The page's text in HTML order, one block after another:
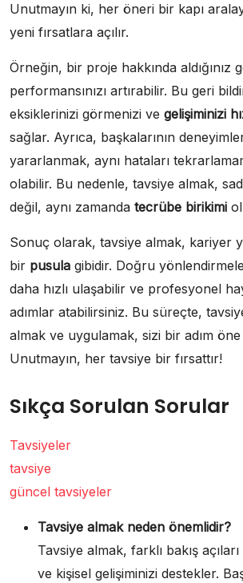
Unutmayın ki, her öneri bir kapı
yeni fırsatlara açılır.
Örneğin, bir proje hakkında aldığınız
performansınızı artırabilir. Bu geri
eksiklerinizi görmenizi ve gelişiminizi
sağlar. Ayrıca, başkalarının
yararlanmak, aynı hataları
olabilir. Bu nedenle, tavsiye almak,
değil, aynı zamanda tecrübe birikimi
Sonuç olarak, tavsiye almak, kariyer
bir pusula gibidir. Doğru
daha hızlı ulaşabilir ve profesyonel
adımlar atabilirsiniz. Bu süreçte,
almak ve uygulamak, sizi bir adım öne
Unutmayın, her tavsiye bir fırsattır!
Sıkça Sorulan Sorular
Tavsiyeler
tavsiye
güncel tavsiyeler
Tavsiye almak neden önemlidir?
Tavsiye almak, farklı bakış
ve kişisel gelişiminizi destekler.